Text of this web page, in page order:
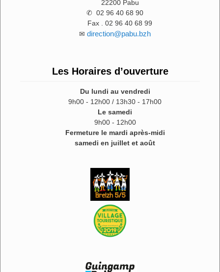
22200 Pabu
✆ 02 96 40 68 90
Fax . 02 96 40 68 99
✉ direction@pabu.bzh
Les Horaires d’ouverture
Du lundi au vendredi
9h00 - 12h00 / 13h30 - 17h00
Le samedi
9h00 - 12h00
Fermeture le mardi après-midi
samedi en juillet et août